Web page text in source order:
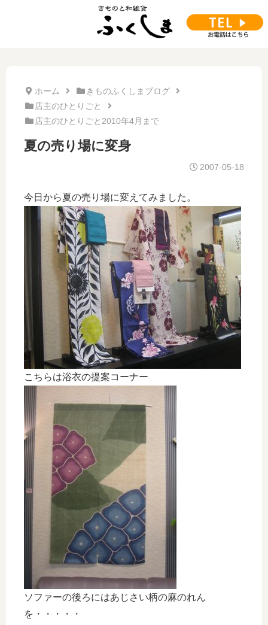
ホーム
きものふくしまブログ
店主のひとりごと
店主のひとりごと2010年4月まで
夏の売り場に変身
2007-05-18
今日から夏の売り場に変えてみました。
こちらは浴衣の提案コーナー
ソファーの後ろにはあじさい柄の麻のれん
を・・・・・